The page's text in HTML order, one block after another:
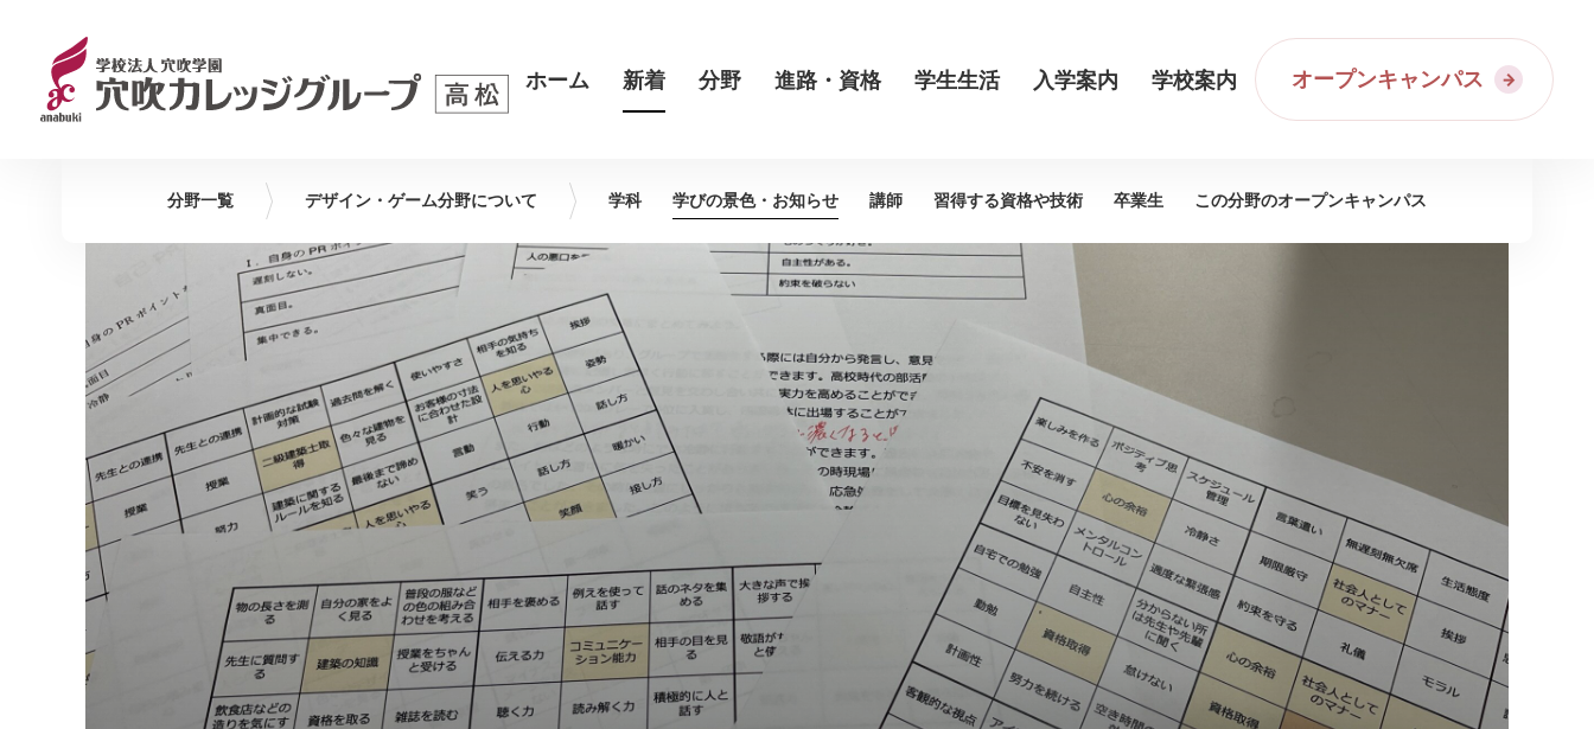
ホーム 新着 分野 進路・資格 学生生活 入学案内 学校案内 オープンキャンパス
分野一覧 デザイン・ゲーム分野について 学科 学びの景色・ お知らせ 講師 習得する資格や技術 卒業生 この分野のオープンキャンパス